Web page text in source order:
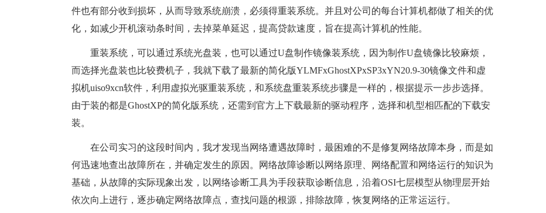
件也有部分收到损坏，从而导致系统崩溃，必须得重装系统。并且对公司的每台计算机都做了相关的优
化，如减少开机滚动条时间，去掉菜单延迟，提高贷款速度，旨在提高计算机的性能。
重装系统，可以通过系统光盘装，也可以通过U盘制作镜像装系统，因为制作U盘镜像比较麻烦，
而选择光盘装也比较费机子，我就下载了最新的简化版YLMFxGhostXPxSP3xYN20.9-30镜像文件和虚
拟机uiso9xcn软件，利用虚拟光驱重装系统，和系统盘重装系统步骤是一样的，根据提示一步步选择。
由于装的都是GhostXP的简化版系统，还需到官方上下载最新的驱动程序，选择和机型相匹配的下载安
装。
在公司实习的这段时间内，我才发现当网络遭遇故障时，最困难的不是修复网络故障本身，而是如
何迅速地查出故障所在，并确定发生的原因。网络故障诊断以网络原理、网络配置和网络运行的知识为
基础，从故障的实际现象出发，以网络诊断工具为手段获取诊断信息，沿着OSI七层模型从物理层开始
依次向上进行，逐步确定网络故障点，查找问题的根源，排除故障，恢复网络的正常运运行。